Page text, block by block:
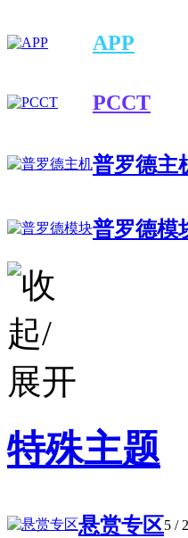
APP
PCCT
普罗德主
普罗德模
特殊主题
悬赏专区5 /